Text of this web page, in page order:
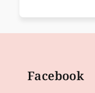
Facebook